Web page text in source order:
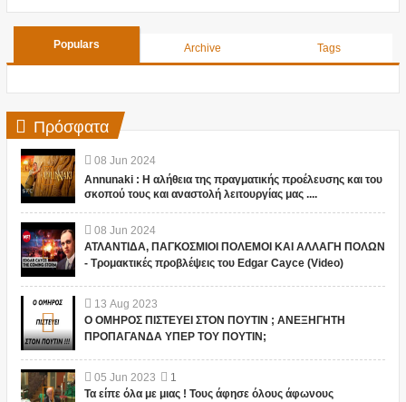
Populars Archive Tags
Πρόσφατα
08 Jun 2024
Annunaki : Η αλήθεια της πραγματικής προέλευσης και του
σκοπού τους και αναστολή λειτουργίας μας ....
08 Jun 2024
ΑΤΛΑΝΤΙΔΑ, ΠΑΓΚΟΣΜΙΟΙ ΠΟΛΕΜΟΙ ΚΑΙ ΑΛΛΑΓΗ ΠΟΛΩΝ
- Τρομακτικές προβλέψεις του Edgar Cayce (Video)
13 Aug 2023
Ο ΟΜΗΡΟΣ ΠΙΣΤΕΥΕΙ ΣΤΟΝ ΠΟΥΤΙΝ ; ΑΝΕΞΗΓΗΤΗ
ΠΡΟΠΑΓΑΝΔΑ ΥΠΕΡ ΤΟΥ ΠΟΥΤΙΝ;
05 Jun 2023
1
Τα είπε όλα με μιας ! Τους άφησε όλους άφωνους